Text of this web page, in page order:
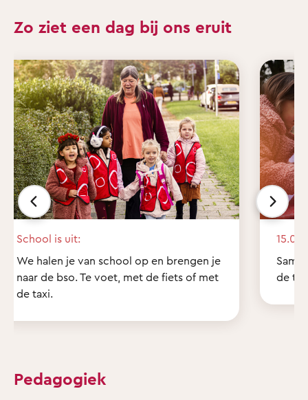
Zo ziet een dag bij ons eruit
School is uit:
We halen je van school op en brengen je
naar de bso. Te voet, met de fiets of met
de taxi.
15.00
de
Pedagogiek